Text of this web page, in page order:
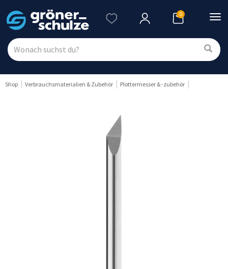
0
Shop Verbrauchsmaterialien & Zubehör Plottermesser & -zubehör